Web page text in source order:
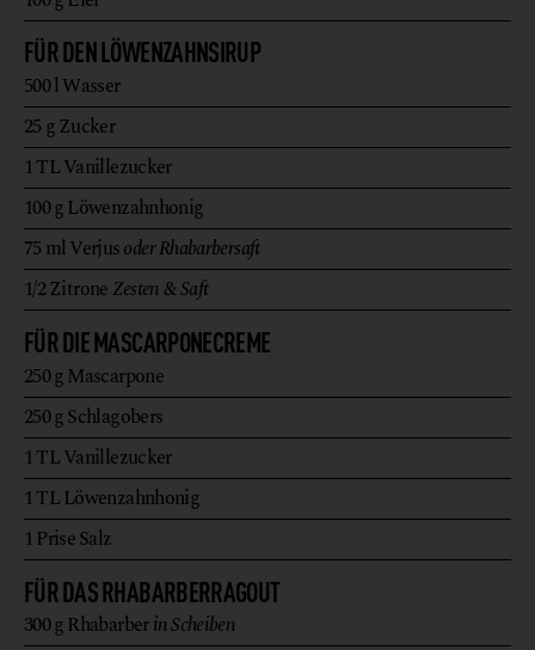
FÜR DEN LÖWENZAHNSIRUP
500lWasser
25 gZucker
1 TLVanillezucker
100gLöwenzahnhonig
75 mlVerjusoder Rhabarbersaft
1/2Zitrone Zesten & Saft
FÜR DIE MASCARPONECREME
250gMascarpone
250gSchlagobers
1 TLVanillezucker
1 TLLöwenzahnhonig
1 PriseSalz
FÜR DAS RHABARBERRAGOUT
300gRhabarberin Scheiben